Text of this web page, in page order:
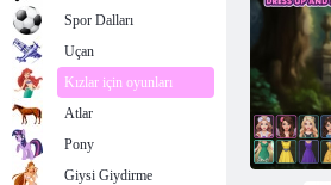
Spor Dalları
Uçan
Kızlar için oyunları
Atlar
Pony
Giysi Giydirme